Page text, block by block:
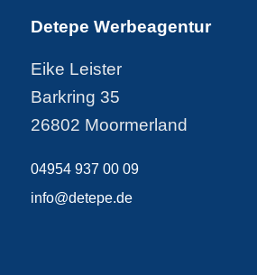
Detepe Werbeagentur
Eike Leister
Barkring 35
26802 Moormerland
04954 937 00 09
info@detepe.de